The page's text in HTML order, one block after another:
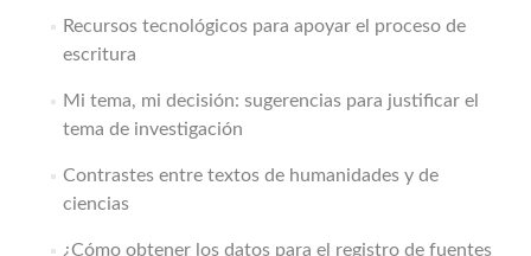
Recursos tecnológicos para apoyar el proceso de
escritura
Mi tema, mi decisión: sugerencias para justificar el
tema de investigación
Contrastes entre textos de humanidades y de
ciencias
¿Cómo obtener los datos para el registro de fuentes